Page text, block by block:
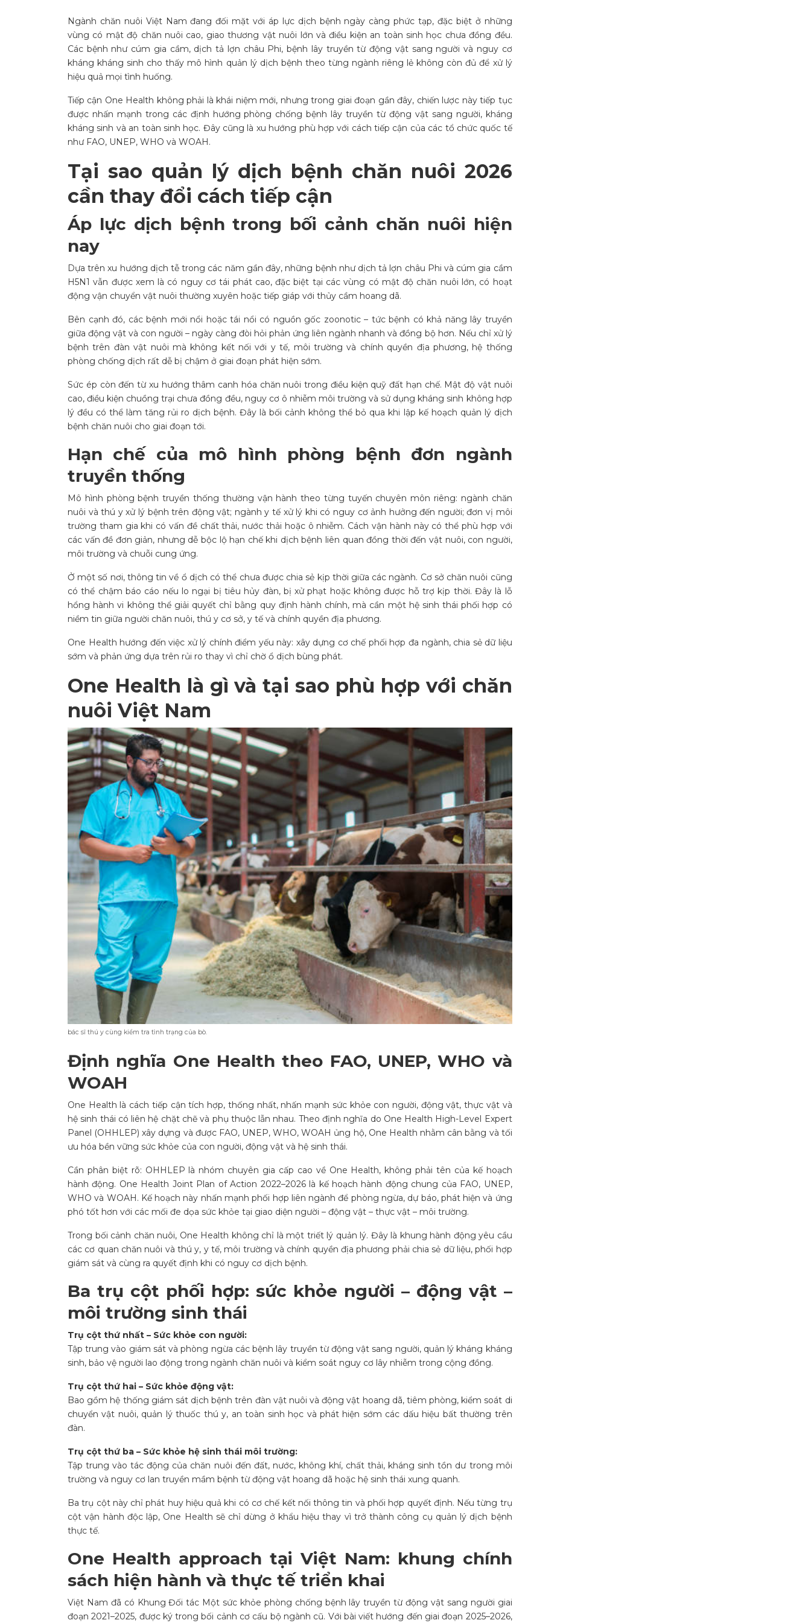
Ngành chăn nuôi Việt Nam đang đối mặt với áp lực dịch bệnh ngày càng phức tạp, đặc biệt ở những
vùng có mật độ chăn nuôi cao, giao thương vật nuôi lớn và điều kiện an toàn sinh học chưa đồng đều.
Các bệnh như cúm gia cầm, dịch tả lợn châu Phi, bệnh lây truyền từ động vật sang người và nguy cơ
kháng kháng sinh cho thấy mô hình quản lý dịch bệnh theo từng ngành riêng lẻ không còn đủ để xử lý
hiệu quả mọi tình huống.
Tiếp cận One Health không phải là khái niệm mới, nhưng trong giai đoạn gần đây, chiến lược này tiếp tục
được nhấn mạnh trong các định hướng phòng chống bệnh lây truyền từ động vật sang người, kháng
kháng sinh và an toàn sinh học. Đây cũng là xu hướng phù hợp với cách tiếp cận của các tổ chức quốc tế
như FAO, UNEP, WHO và WOAH.
Tại sao quản lý dịch bệnh chăn nuôi 2026
cần thay đổi cách tiếp cận
Áp lực dịch bệnh trong bối cảnh chăn nuôi hiện
nay
Dựa trên xu hướng dịch tễ trong các năm gần đây, những bệnh như dịch tả lợn châu Phi và cúm gia cầm
H5N1 vẫn được xem là có nguy cơ tái phát cao, đặc biệt tại các vùng có mật độ chăn nuôi lớn, có hoạt
động vận chuyển vật nuôi thường xuyên hoặc tiếp giáp với thủy cầm hoang dã.
Bên cạnh đó, các bệnh mới nổi hoặc tái nổi có nguồn gốc zoonotic – tức bệnh có khả năng lây truyền
giữa động vật và con người – ngày càng đòi hỏi phản ứng liên ngành nhanh và đồng bộ hơn. Nếu chỉ xử lý
bệnh trên đàn vật nuôi mà không kết nối với y tế, môi trường và chính quyền địa phương, hệ thống
phòng chống dịch rất dễ bị chậm ở giai đoạn phát hiện sớm.
Sức ép còn đến từ xu hướng thâm canh hóa chăn nuôi trong điều kiện quỹ đất hạn chế. Mật độ vật nuôi
cao, điều kiện chuồng trại chưa đồng đều, nguy cơ ô nhiễm môi trường và sử dụng kháng sinh không hợp
lý đều có thể làm tăng rủi ro dịch bệnh. Đây là bối cảnh không thể bỏ qua khi lập kế hoạch quản lý dịch
bệnh chăn nuôi cho giai đoạn tới.
Hạn chế của mô hình phòng bệnh đơn ngành
truyền thống
Mô hình phòng bệnh truyền thống thường vận hành theo từng tuyến chuyên môn riêng: ngành chăn
nuôi và thú y xử lý bệnh trên động vật; ngành y tế xử lý khi có nguy cơ ảnh hưởng đến người; đơn vị môi
trường tham gia khi có vấn đề chất thải, nước thải hoặc ô nhiễm. Cách vận hành này có thể phù hợp với
các vấn đề đơn giản, nhưng dễ bộc lộ hạn chế khi dịch bệnh liên quan đồng thời đến vật nuôi, con người,
môi trường và chuỗi cung ứng.
Ở một số nơi, thông tin về ổ dịch có thể chưa được chia sẻ kịp thời giữa các ngành. Cơ sở chăn nuôi cũng
có thể chậm báo cáo nếu lo ngại bị tiêu hủy đàn, bị xử phạt hoặc không được hỗ trợ kịp thời. Đây là lỗ
hổng hành vi không thể giải quyết chỉ bằng quy định hành chính, mà cần một hệ sinh thái phối hợp có
niềm tin giữa người chăn nuôi, thú y cơ sở, y tế và chính quyền địa phương.
One Health hướng đến việc xử lý chính điểm yếu này: xây dựng cơ chế phối hợp đa ngành, chia sẻ dữ liệu
sớm và phản ứng dựa trên rủi ro thay vì chỉ chờ ổ dịch bùng phát.
One Health là gì và tại sao phù hợp với chăn
nuôi Việt Nam
bác sĩ thú y cùng kiểm tra tình trạng của bò.
Định nghĩa One Health theo FAO, UNEP, WHO và
WOAH
One Health là cách tiếp cận tích hợp, thống nhất, nhấn mạnh sức khỏe con người, động vật, thực vật và
hệ sinh thái có liên hệ chặt chẽ và phụ thuộc lẫn nhau. Theo định nghĩa do One Health High-Level Expert
Panel (OHHLEP) xây dựng và được FAO, UNEP, WHO, WOAH ủng hộ, One Health nhằm cân bằng và tối
ưu hóa bền vững sức khỏe của con người, động vật và hệ sinh thái.
Cần phân biệt rõ: OHHLEP là nhóm chuyên gia cấp cao về One Health, không phải tên của kế hoạch
hành động. One Health Joint Plan of Action 2022–2026 là kế hoạch hành động chung của FAO, UNEP,
WHO và WOAH. Kế hoạch này nhấn mạnh phối hợp liên ngành để phòng ngừa, dự báo, phát hiện và ứng
phó tốt hơn với các mối đe dọa sức khỏe tại giao diện người – động vật – thực vật – môi trường.
Trong bối cảnh chăn nuôi, One Health không chỉ là một triết lý quản lý. Đây là khung hành động yêu cầu
các cơ quan chăn nuôi và thú y, y tế, môi trường và chính quyền địa phương phải chia sẻ dữ liệu, phối hợp
giám sát và cùng ra quyết định khi có nguy cơ dịch bệnh.
Ba trụ cột phối hợp: sức khỏe người – động vật –
môi trường sinh thái
Trụ cột thứ nhất – Sức khỏe con người:
Tập trung vào giám sát và phòng ngừa các bệnh lây truyền từ động vật sang người, quản lý kháng kháng
sinh, bảo vệ người lao động trong ngành chăn nuôi và kiểm soát nguy cơ lây nhiễm trong cộng đồng.
Trụ cột thứ hai – Sức khỏe động vật:
Bao gồm hệ thống giám sát dịch bệnh trên đàn vật nuôi và động vật hoang dã, tiêm phòng, kiểm soát di
chuyển vật nuôi, quản lý thuốc thú y, an toàn sinh học và phát hiện sớm các dấu hiệu bất thường trên
đàn.
Trụ cột thứ ba – Sức khỏe hệ sinh thái môi trường:
Tập trung vào tác động của chăn nuôi đến đất, nước, không khí, chất thải, kháng sinh tồn dư trong môi
trường và nguy cơ lan truyền mầm bệnh từ động vật hoang dã hoặc hệ sinh thái xung quanh.
Ba trụ cột này chỉ phát huy hiệu quả khi có cơ chế kết nối thông tin và phối hợp quyết định. Nếu từng trụ
cột vận hành độc lập, One Health sẽ chỉ dừng ở khẩu hiệu thay vì trở thành công cụ quản lý dịch bệnh
thực tế.
One Health approach tại Việt Nam: khung chính
sách hiện hành và thực tế triển khai
Việt Nam đã có Khung Đối tác Một sức khỏe phòng chống bệnh lây truyền từ động vật sang người giai
đoạn 2021–2025, được ký trong bối cảnh cơ cấu bộ ngành cũ. Với bài viết hướng đến giai đoạn 2025–2026,